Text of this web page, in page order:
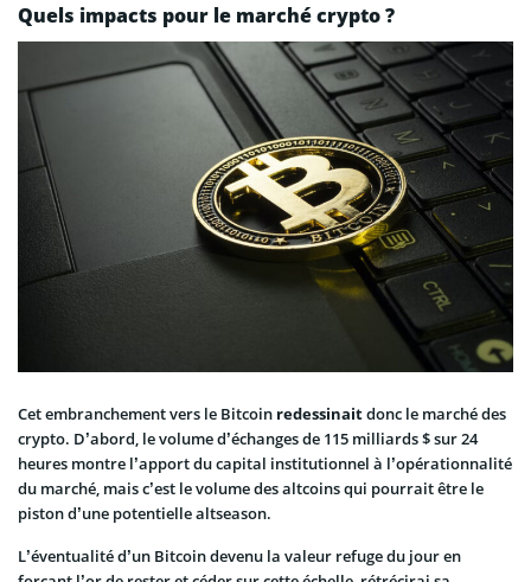
Quels impacts pour le marché crypto ?
Cet embranchement vers le Bitcoin redessinaitdonc le marché des
crypto. D’abord, le volume d’échanges de 115 milliards $ sur 24
heures montre l’apport du capital institutionnel à l’opérationnalité
du marché, mais c’est le volume des altcoins qui pourrait être le
piston d’une potentielle altseason.
L’éventualité d’un Bitcoin devenu la valeur refuge du jour en